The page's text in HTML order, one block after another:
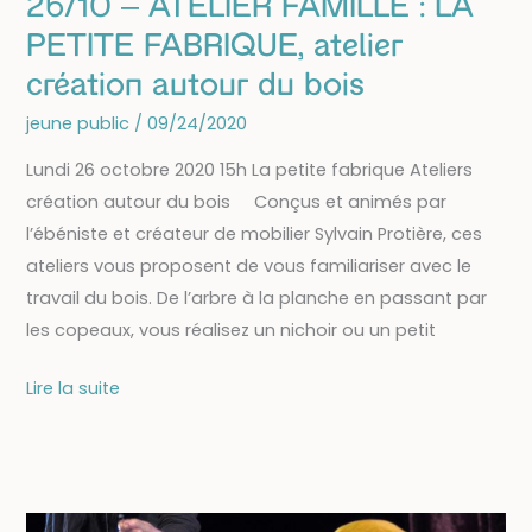
26/10 – ATELIER FAMILLE : LA
PETITE FABRIQUE, atelier
création autour du bois
jeune public / 09/24/2020
Lundi 26 octobre 2020 15h La petite fabrique Ateliers
création autour du bois Conçus et animés par
l’ébéniste et créateur de mobilier Sylvain Protière, ces
ateliers vous proposent de vous familiariser avec le
travail du bois. De l’arbre à la planche en passant par
les copeaux, vous réalisez un nichoir ou un petit
26/10
:
Lire la suite